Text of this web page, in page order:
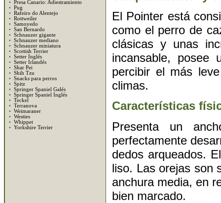
• Presa Canario: Adiestramiento
• Pug
• Rafeiro do Alentejo
• Rottweiler
• Samoyedo
• San Bernardo
• Schnauzer gigante
• Schnauzer mediano
• Schnauzer miniatura
• Scottish Terrier
• Setter Inglés
• Setter Irlandés
• Shar Pei
• Shih Tzu
• Snacks para perros
• Spitz
• Springer Spaniel Galés
• Springer Spaniel Inglés
• Teckel
• Terranova
• Weimaraner
• Westies
• Whippet
• Yorkshire Terrier
El Pointer está
como el perro de
clásicas y unas
incansable,
percibir el más
climas.
Características
Presenta un
perfectamente
dedos arqueados.
liso. Las orejas son
anchura media, en
bien marcado.